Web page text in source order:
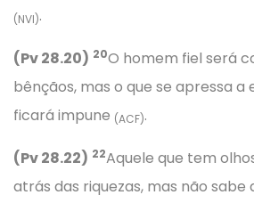
(NVI).
(Pv 28.20) 20O homem fiel será
bênçãos, mas o que se apressa a
ficará impune (ACF).
(Pv 28.22) 22Aquele que tem
atrás das riquezas, mas não sabe